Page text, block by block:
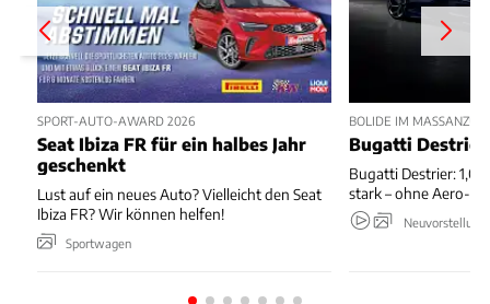
SPORT-AUTO-AWARD 2026
Seat Ibiza FR für ein halbes Jahr
geschenkt
Lust auf ein neues Auto? Vielleicht den Seat
Ibiza FR? Wir können helfen!
Sportwagen
BOLIDE IM MASSANZUG
Bugatti
Bugatti Destrier: 1,00
stark – ohne Aero-